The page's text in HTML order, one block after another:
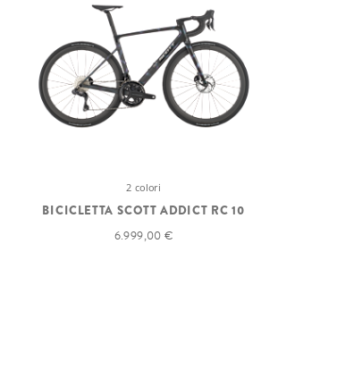
2 colori
BICICLETTA SCOTT ADDICT RC 10
6.999,00 €